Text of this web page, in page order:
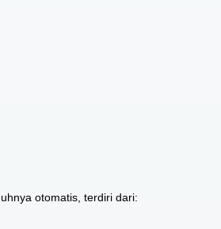
otomatis, terdiri dari: